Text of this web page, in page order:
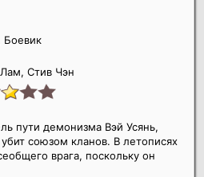
Боевик
Стив Чэн
пути демонизма Вэй Усянь,
союзом кланов. В летописях
врага, поскольку он